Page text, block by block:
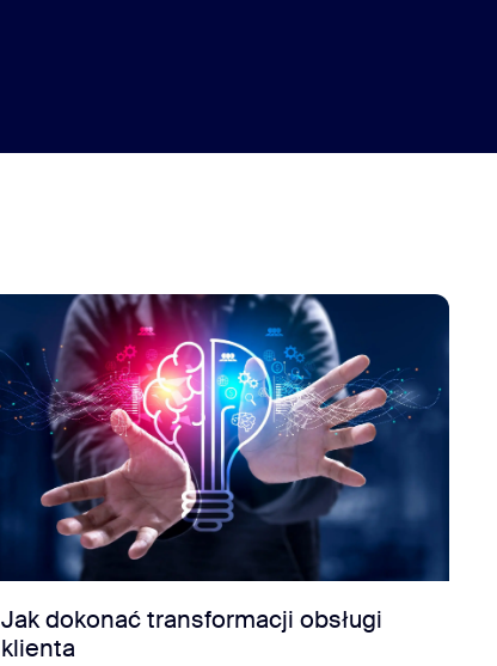
Jak dokonać transformacji obsługi
klienta